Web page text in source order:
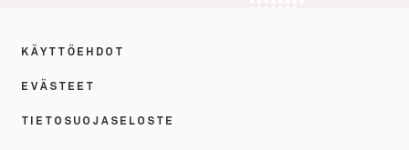
KÄYTTÖEHDOT
EVÄSTEET
TIETOSUOJASELOSTE